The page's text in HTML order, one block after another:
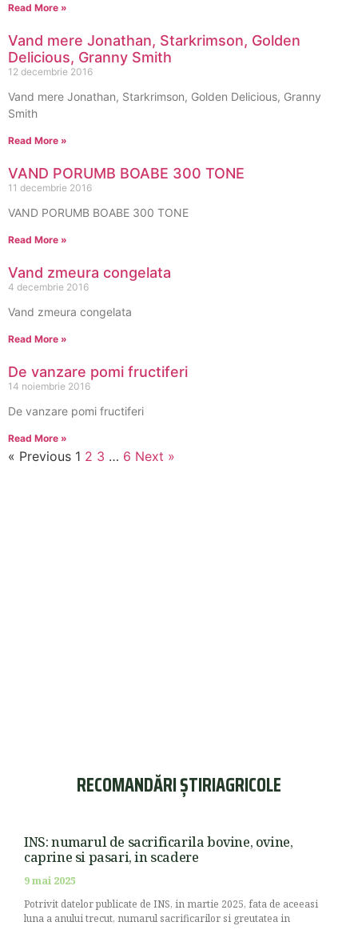
Read More »
Vand mere Jonathan, Starkrimson, Golden
Delicious, Granny Smith
12 decembrie 2016
Vand mere Jonathan, Starkrimson, Golden Delicious, Granny
Smith
Read More »
VAND PORUMB BOABE 300 TONE
11 decembrie 2016
VAND PORUMB BOABE 300 TONE
Read More »
Vand zmeura congelata
4 decembrie 2016
Vand zmeura congelata
Read More »
De vanzare pomi fructiferi
14 noiembrie 2016
De vanzare pomi fructiferi
Read More »
« Previous 1 2 3 … 6 Next »
RECOMANDĂRI ȘTIRIAGRICOLE
INS: numarul de sacrificarila bovine, ovine,
caprine si pasari, in scadere
9 mai 2025
Potrivit datelor publicate de INS, in martie 2025, fata de aceeasi
luna a anului trecut, numarul sacrificarilor si greutatea in